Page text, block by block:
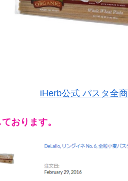
iHerb公式 パスタ全
おります。